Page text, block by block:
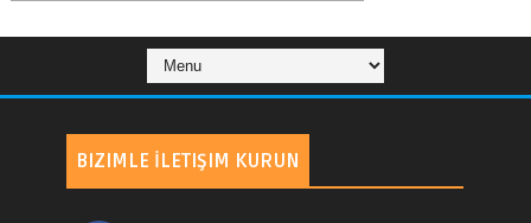
BIZIMLE İLETIŞIM KURUN